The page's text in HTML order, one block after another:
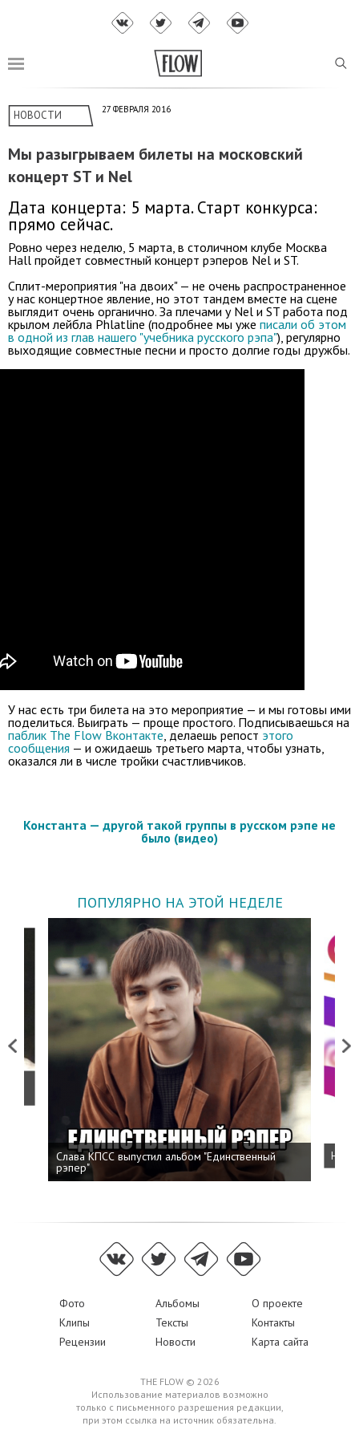
НОВОСТИ 27 ФЕВРАЛЯ 2016
Мы разыгрываем билеты на московский
концерт ST и Nel
Дата концерта: 5 марта. Старт конкурса:
прямо сейчас.
Ровно через неделю, 5 марта, в столичном клубе Москва
Hall пройдет совместный концерт рэперов Nel и ST.
Сплит-мероприятия "на двоих" — не очень распространенное
у нас концертное явление, но этот тандем вместе на сцене
выглядит очень органично. За плечами у Nel и ST работа под
крылом лейбла Phlatline (подробнее мы уже писали об этом
в одной из глав нашего "учебника русского рэпа"), регулярно
выходящие совместные песни и просто долгие годы дружбы.
У нас есть три билета на это мероприятие — и мы готовы ими
поделиться. Выиграть — проще простого. Подписываешься на
паблик The Flow Вконтакте , делаешь репост этого
сообщения — и ожидаешь третьего марта, чтобы узнать,
оказался ли в числе тройки счастливчиков.
Константа — другой такой группы в русском рэпе не
было (видео)
ПОПУЛЯРНО НА ЭТОЙ НЕДЕЛЕ
Previous
Слава КПСС выпустил альбом "Единственный
рэпер"
Next
Фото Альбомы
О проекте
Клипы
Тексты
Контакты
Рецензии
Новости Карта сайта
THE FLOW © 2026
Использование материалов возможно
только с письменного разрешения редакции,
при этом ссылка на источник обязательна.